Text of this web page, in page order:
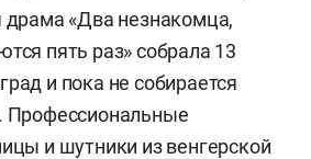
драма «Два незнакомца,
пять раз» собрала 13
и пока не собирается
Профессиональные
и шутники из венгерской